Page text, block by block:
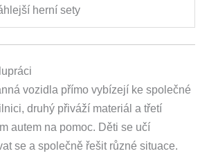
herní sety
vozidla přímo vybízejí ke společné
druhý přiváží materiál a třetí
autem na pomoc. Děti se učí
se a společně řešit různé situace.